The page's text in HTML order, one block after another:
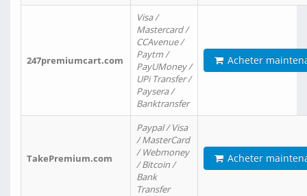
247premiumcart.com
Visa /
Mastercard /
CCAvenue /
Paytm /
PayUMoney /
UPi Transfer /
Paysera /
Banktransfer
Acheter
TakePremium.com
Paypal / Visa
/ MasterCard
/ Webmoney
/ Bitcoin /
Bank
Transfer
Acheter